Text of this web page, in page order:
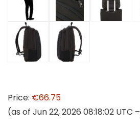
Price: €66.75
(as of Jun 22, 2026 08:18:02 UTC –